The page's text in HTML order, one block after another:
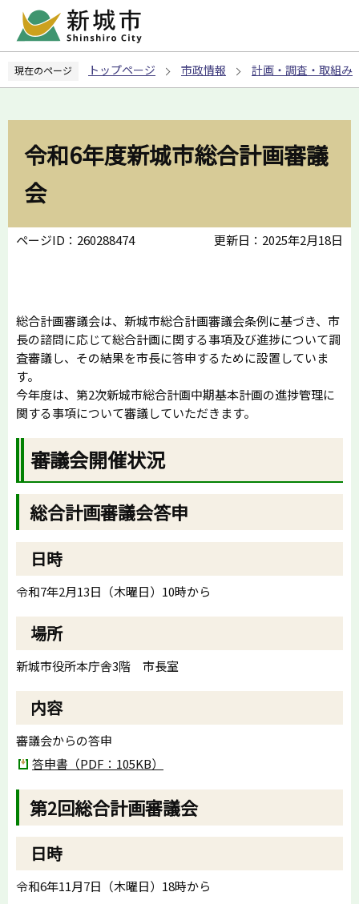
ペ
の
現在のページ トップページ 市政情報 計画・調査・取組み
令和6年度新城市総合計画審議
会
ページID：260288474 更新日：2025年2月18日
総合計画審議会は、新城市総合計画審議会条例に基づき、市
長の諮問に応じて総合計画に関する事項及び進捗について調
査審議し、その結果を市長に答申するために設置していま
す。
今年度は、第2次新城市総合計画中期基本計画の進捗管理に
関する事項について審議していただきます。
審議会開催状況
総合計画審議会答申
日時
令和7年2月13日（木曜日）10時から
場所
新城市役所本庁舎3階 市長室
内容
審議会からの答申
答申書（PDF：105KB）
第2回総合計画審議会
日時
令和6年11月7日（木曜日）18時から